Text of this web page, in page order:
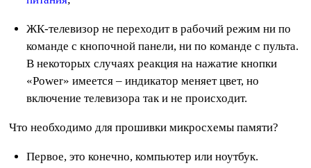
ЖК-телевизор не переходит в рабочий режим ни по
команде с кнопочной панели, ни по команде с пульта.
В некоторых случаях реакция на нажатие кнопки
«Power» имеется – индикатор меняет цвет, но
включение телевизора так и не происходит.
Что необходимо для прошивки микросхемы памяти?
Первое, это конечно, компьютер или ноутбук.